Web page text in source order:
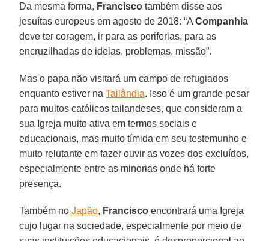
Da mesma forma, Francisco também disse aos
jesuítas europeus em agosto de 2018: “ACompanhia
deve ter coragem, ir para as periferias, para as
encruzilhadas de ideias, problemas, missão”.
Mas o papa não visitará um campo de refugiados
enquanto estiver naTailândia. Isso é um grande pesar
para muitos católicos tailandeses, que consideram a
sua Igreja muito ativa em termos sociais e
educacionais, mas muito tímida em seu testemunho e
muito relutante em fazer ouvir as vozes dos excluídos,
especialmente entre as minorias onde há forte
presença.
Também noJapão, Francisco encontrará uma Igreja
cujo lugar na sociedade, especialmente por meio de